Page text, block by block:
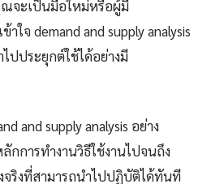
ณจะเป็นมือใหม่หรือผู้มี
ใจ demand and supply analysis
ปประยุกต์ใช้ได้อย่างมี
and supply analysis อย่าง
กการทำงานวิธีใช้งานไปจนถึง
ริงที่สามารถนำไปปฏิบัติได้ทันที